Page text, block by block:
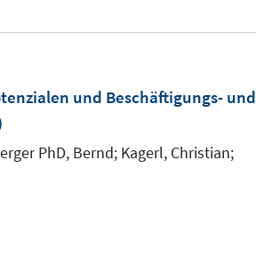
und Beschäftigungs- und
PhD, Bernd; Kagerl, Christian;